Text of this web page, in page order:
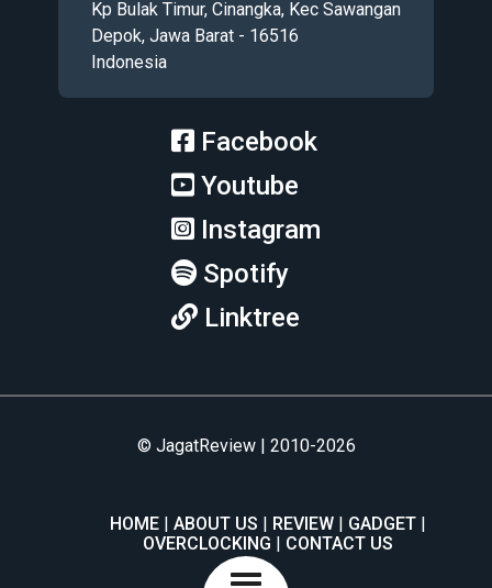
Kp Bulak Timur, Cinangka, Kec Sawangan
Depok, Jawa Barat - 16516
Indonesia
Facebook
Youtube
Instagram
Spotify
Linktree
© JagatReview | 2010-2026
HOME ABOUT US REVIEW
GADGET
OVERCLOCKING
CONTACT US